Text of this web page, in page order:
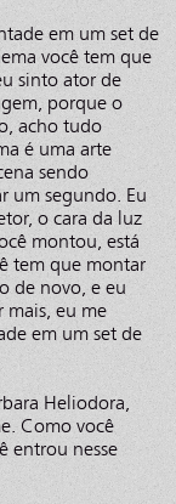
em um set de
você tem que
sinto ator de
porque o
acho tudo
é uma arte
sendo
um segundo. Eu
o cara da luz
montou, está
tem que montar
de novo, e eu
mais, eu me
em um set de
Heliodora,
Como você
entrou nesse